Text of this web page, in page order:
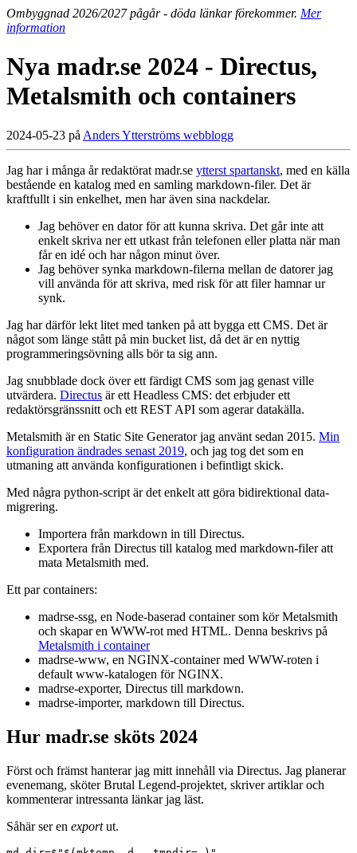
Ombyggnad 2026/2027 pågår - döda länkar förekommer. Mer
information
Nya madr.se 2024 - Directus,
Metalsmith och containers
2024-05-23 på Anders Ytterströms webblogg
Jag har i många år redaktörat madr.se ytterst spartanskt, med en källa
bestående en katalog med en samling markdown-filer. Det är
kraftfullt i sin enkelhet, men har även sina nackdelar.
Jag behöver en dator för att kunna skriva. Det går inte att
enkelt skriva ner ett utkast från telefonen eller platta när man
får en idé och har någon minut över.
Jag behöver synka markdown-filerna mellan de datorer jag
vill använda för att skriva, med risk för att filer hamnar ur
synk.
Jag har därför lekt litet med tanken på att bygga ett CMS. Det är
något som länge stått på min bucket list, då det är en nyttig
programmeringsövning alls bör ta sig ann.
Jag snubblade dock över ett färdigt CMS som jag genast ville
utvärdera. Directus är ett Headless CMS: det erbjuder ett
redaktörsgränssnitt och ett REST API som agerar datakälla.
Metalsmith är en Static Site Generator jag använt sedan 2015. Min
konfiguration ändrades senast 2019, och jag tog det som en
utmaning att använda konfigurationen i befintligt skick.
Med några python-script är det enkelt att göra bidirektional data-
migrering.
Importera från markdown in till Directus.
Exportera från Directus till katalog med markdown-filer att
mata Metalsmith med.
Ett par containers:
madrse-ssg, en Node-baserad container som kör Metalsmith
och skapar en WWW-rot med HTML. Denna beskrivs på
Metalsmith i container
madrse-www, en NGINX-container med WWW-roten i
default www-katalogen för NGINX.
madrse-exporter, Directus till markdown.
madrse-importer, markdown till Directus.
Hur madr.se sköts 2024
Först och främst hanterar jag mitt innehåll via Directus. Jag planerar
evenemang, sköter Brutal Legend-projektet, skriver artiklar och
kommenterar intressanta länkar jag läst.
Såhär ser en exportut.